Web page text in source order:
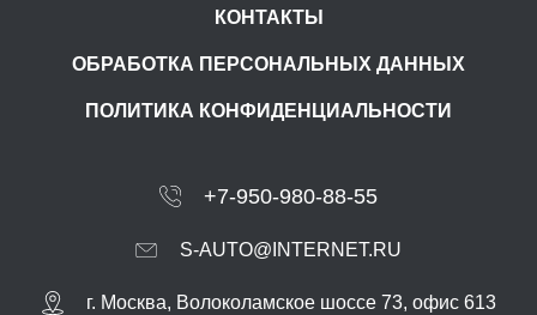
КОНТАКТЫ
ОБРАБОТКА ПЕРСОНАЛЬНЫХ ДАННЫХ
ПОЛИТИКА КОНФИДЕНЦИАЛЬНОСТИ
+7-950-980-88-55
S-AUTO@INTERNET.RU
г. Москва, Волоколамское шоссе 73, офис 613